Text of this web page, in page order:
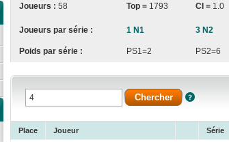
Joueurs : 58 Top = 1793 CI = 1.0
Joueurs par série : 1 N1 3 N2
Poids par série : PS1=2 PS2=6
Place Joueur Série